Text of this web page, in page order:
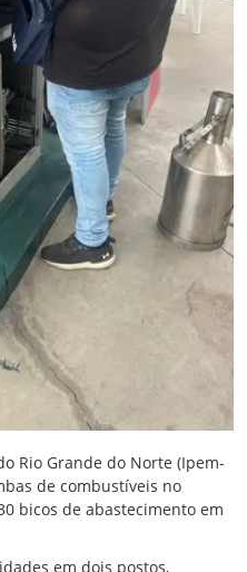
Rio Grande do Norte (Ipem-
de combustíveis no
bicos de abastecimento em
em dois postos,